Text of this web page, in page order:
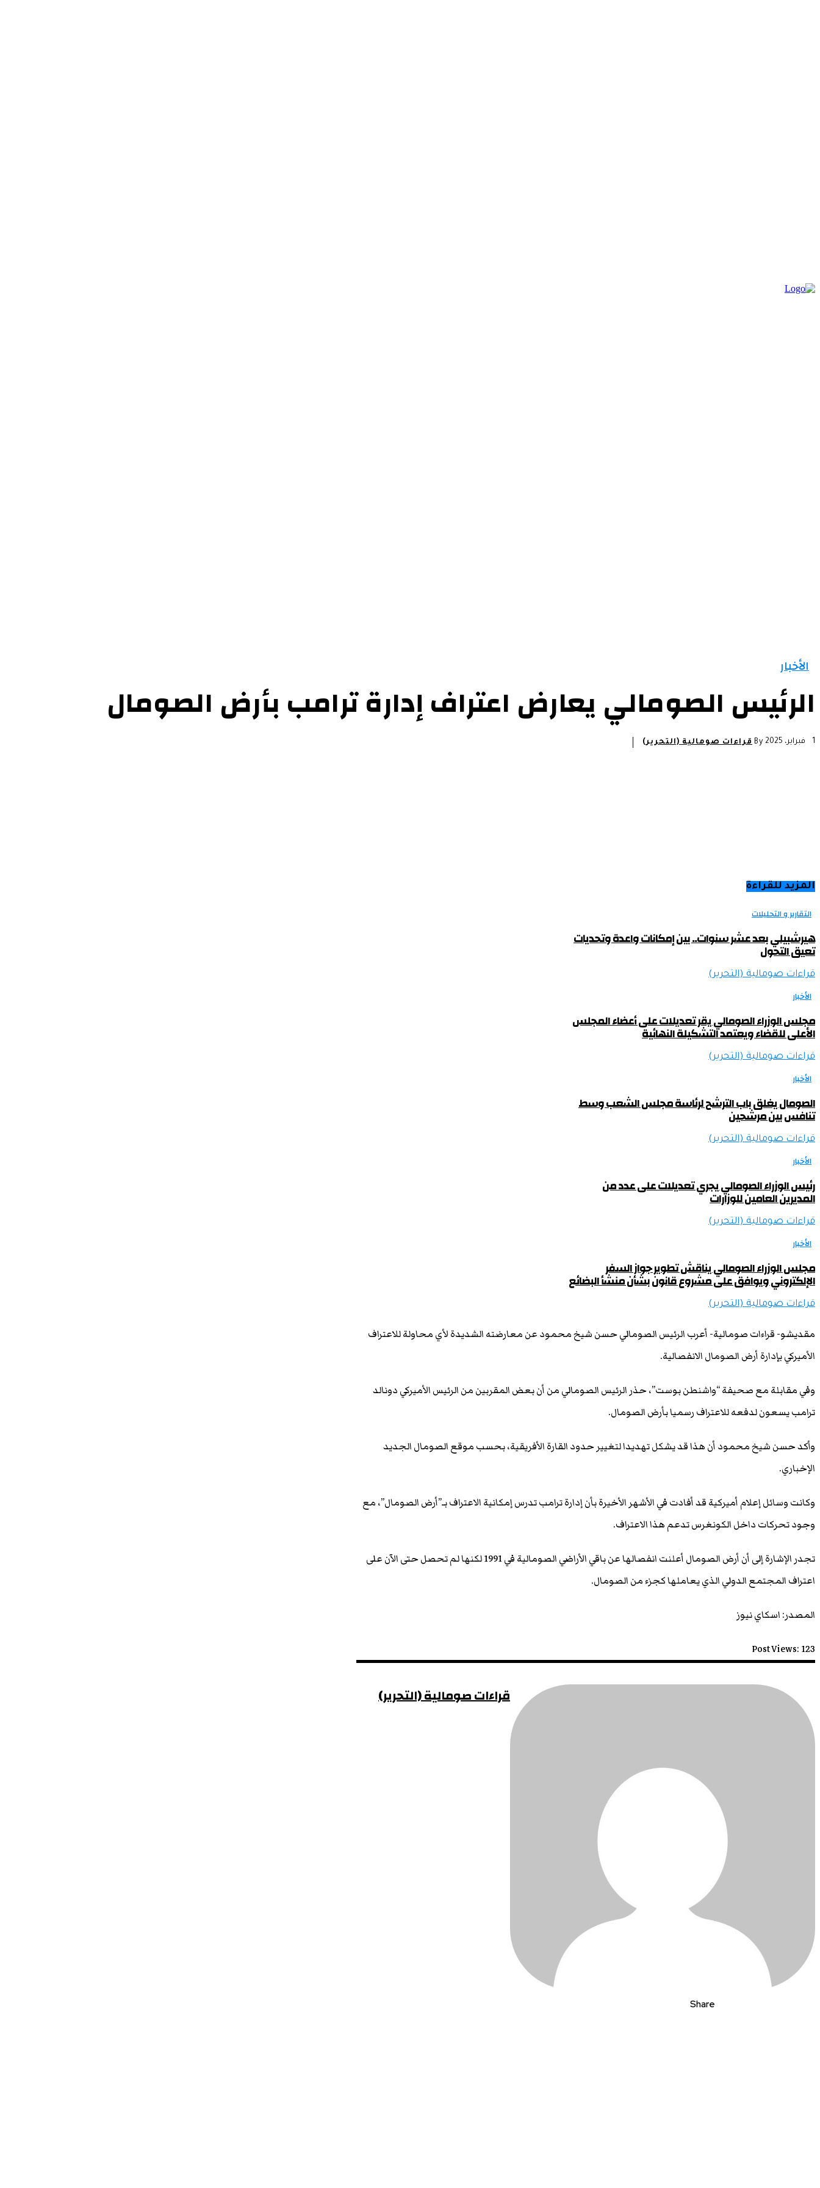
الأخبار
الرئيس الصومالي يعارض اعتراف إدارة ترامب بأرض الصومال
1 فبراير، 2025 By قراءات صومالية (التحرير)
المزيد للقراءة
التقارير و التحليلات
هيرشبيلي بعد عشر سنوات.. بين إمكانات واعدة وتحديات
تعيق التحول
قراءات صومالية (التحرير)
الأخبار
مجلس الوزراء الصومالي يقر تعديلات على أعضاء المجلس
الأعلى للقضاء ويعتمد التشكيلة النهائية
قراءات صومالية (التحرير)
الأخبار
الصومال يغلق باب الترشح لرئاسة مجلس الشعب وسط
تنافس بين مرشحين
قراءات صومالية (التحرير)
الأخبار
رئيس الوزراء الصومالي يجري تعديلات على عدد من
المديرين العامين للوزارات
قراءات صومالية (التحرير)
الأخبار
مجلس الوزراء الصومالي يناقش تطوير جواز السفر
الإلكتروني ويوافق على مشروع قانون بشأن منشأ البضائع
قراءات صومالية (التحرير)
مقديشو- قراءات صومالية- أعرب الرئيس الصومالي حسن شيخ محمود عن معارضته الشديدة لأي محاولة للاعتراف
الأميركي بإدارة أرض الصومال الانفصالية.
وفي مقابلة مع صحيفة “واشنطن بوست”، حذر الرئيس الصومالي من أن بعض المقربين من الرئيس الأميركي دونالد
ترامب يسعون لدفعه للاعتراف رسميا بأرض الصومال.
وأكد حسن شيخ محمود أن هذا قد يشكل تهديدا لتغيير حدود القارة الأفريقية، بحسب موقع الصومال الجديد
الإخباري.
وكانت وسائل إعلام أميركية قد أفادت في الأشهر الأخيرة بأن إدارة ترامب تدرس إمكانية الاعتراف بـ”أرض الصومال”، مع
وجود تحركات داخل الكونغرس تدعم هذا الاعتراف.
تجدر الإشارة إلى أن أرض الصومال أعلنت انفصالها عن باقي الأراضي الصومالية في 1991 لكنها لم تحصل حتى الآن على
اعتراف المجتمع الدولي الذي يعاملها كجزء من الصومال.
المصدر: اسكاي نيوز
Post Views: 123
قراءات صومالية (التحرير)
Share